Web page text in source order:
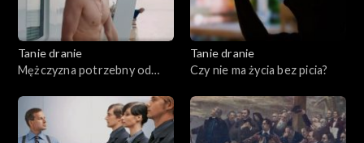
Tanie dranie
Mężczyzna potrzebny od
Tanie dranie
Czy nie ma życia bez picia?